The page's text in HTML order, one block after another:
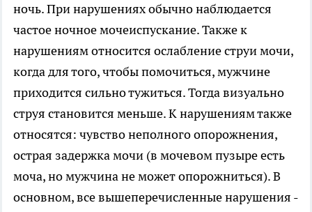
ночь. При нарушениях обычно наблюдается
частое ночное мочеиспускание. Также к
нарушениям относится ослабление струи мочи,
когда для того, чтобы помочиться, мужчине
приходится сильно тужиться. Тогда визуально
струя становится меньше. К нарушениям также
относятся: чувство неполного опорожнения,
острая задержка мочи (в мочевом пузыре есть
моча, но мужчина не может опорожниться). В
основном, все вышеперечисленные нарушения -